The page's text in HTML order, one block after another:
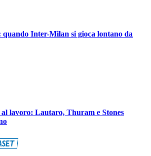
quando Inter-Milan si gioca lontano da
lavoro: Lautaro, Thuram e Stones